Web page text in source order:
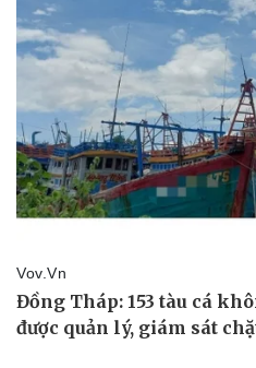
Doanh nghiệp
Thông tin doanh nghiệp
Doanh nghiệp 24h
Doanh nhân
Vì cộng đồng